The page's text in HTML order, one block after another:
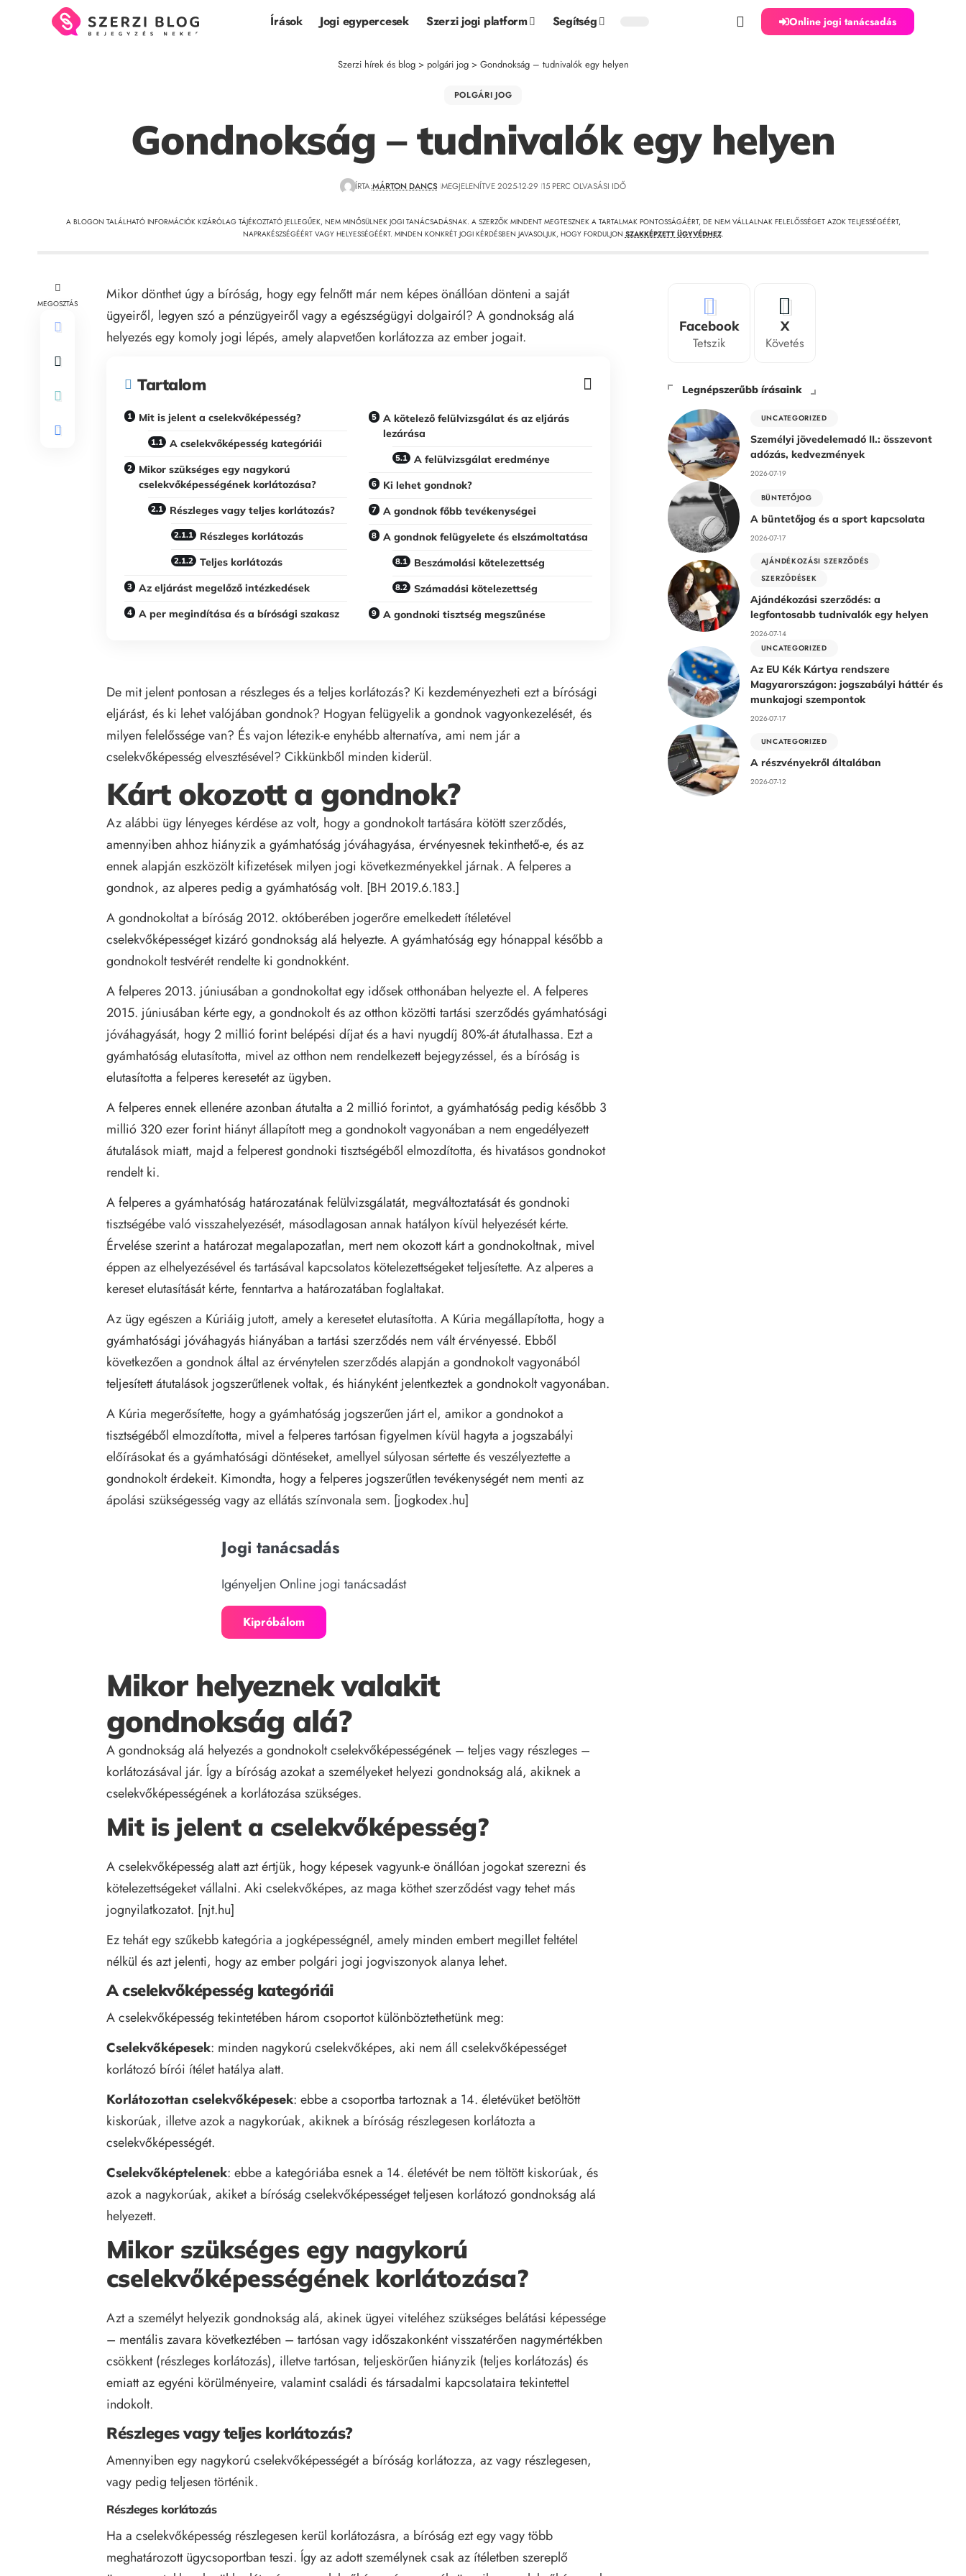
Írások Jogi egypercesek Szerzi jogi platform Segítség Online jogi tanácsadás
Szerzi hírek és blog> polgári jog> Gondnokság – tudnivalók egy helyen
POLGÁRI JOG
Gondnokság – tudnivalók egy helyen
ÍRTA:MÁRTON DANCS MEGJELENÍTVE 2025-12-29 15 PERC OLVASÁSI IDŐ
A BLOGON TALÁLHATÓ INFORMÁCIÓK KIZÁRÓLAG TÁJÉKOZTATÓ JELLEGŰEK, NEM MINŐSÜLNEK JOGI TANÁCSADÁSNAK. A SZERZŐK MINDENT MEGTESZNEK A TARTALMAK PONTOSSÁGÁÉRT, DE NEM VÁLLALNAK FELELŐSSÉGET AZOK TELJESSÉGÉÉRT,
NAPRAKÉSZSÉGÉÉRT VAGY HELYESSÉGÉÉRT. MINDEN KONKRÉT JOGI KÉRDÉSBEN JAVASOLJUK, HOGY FORDULJON SZAKKÉPZETT ÜGYVÉDHEZ.
MEGOSZTÁS
Mikor dönthet úgy a bíróság, hogy egy felnőtt már nem képes önállóan dönteni a saját
ügyeiről, legyen szó a pénzügyeiről vagy a egészségügyi dolgairól? A gondnokság alá
helyezés egy komoly jogi lépés, amely alapvetően korlátozza az ember jogait.
Tartalom
Mit is jelent a cselekvőképesség?
A cselekvőképesség kategóriái
Mikor szükséges egy nagykorú
cselekvőképességének korlátozása?
Részleges vagy teljes korlátozás?
Részleges korlátozás
Teljes korlátozás
Az eljárást megelőző intézkedések
A per megindítása és a bírósági szakasz
A kötelező felülvizsgálat és az eljárás
lezárása
A felülvizsgálat eredménye
Ki lehet gondnok?
A gondnok főbb tevékenységei
A gondnok felügyelete és elszámoltatása
Beszámolási kötelezettség
Számadási kötelezettség
A gondnoki tisztség megszűnése
De mit jelent pontosan a részleges és a teljes korlátozás? Ki kezdeményezheti ezt a bírósági
eljárást, és ki lehet valójában gondnok? Hogyan felügyelik a gondnok vagyonkezelését, és
milyen felelőssége van? És vajon létezik-e enyhébb alternatíva, ami nem jár a
cselekvőképesség elvesztésével? Cikkünkből minden kiderül.
Kárt okozott a gondnok?
Az alábbi ügy lényeges kérdése az volt, hogy a gondnokolt tartására kötött szerződés,
amennyiben ahhoz hiányzik a gyámhatóság jóváhagyása, érvényesnek tekinthető-e, és az
ennek alapján eszközölt kifizetések milyen jogi következményekkel járnak. A felperes a
gondnok, az alperes pedig a gyámhatóság volt. [BH 2019.6.183.]
A gondnokoltat a bíróság 2012. októberében jogerőre emelkedett ítéletével
cselekvőképességet kizáró gondnokság alá helyezte. A gyámhatóság egy hónappal később a
gondnokolt testvérét rendelte ki gondnokként.
A felperes 2013. júniusában a gondnokoltat egy idősek otthonában helyezte el. A felperes
2015. júniusában kérte egy, a gondnokolt és az otthon közötti tartási szerződés gyámhatósági
jóváhagyását, hogy 2 millió forint belépési díjat és a havi nyugdíj 80%-át átutalhassa. Ezt a
gyámhatóság elutasította, mivel az otthon nem rendelkezett bejegyzéssel, és a bíróság is
elutasította a felperes keresetét az ügyben.
A felperes ennek ellenére azonban átutalta a 2 millió forintot, a gyámhatóság pedig később 3
millió 320 ezer forint hiányt állapított meg a gondnokolt vagyonában a nem engedélyezett
átutalások miatt, majd a felperest gondnoki tisztségéből elmozdította, és hivatásos gondnokot
rendelt ki.
A felperes a gyámhatóság határozatának felülvizsgálatát, megváltoztatását és gondnoki
tisztségébe való visszahelyezését, másodlagosan annak hatályon kívül helyezését kérte.
Érvelése szerint a határozat megalapozatlan, mert nem okozott kárt a gondnokoltnak, mivel
éppen az elhelyezésével és tartásával kapcsolatos kötelezettségeket teljesítette. Az alperes a
kereset elutasítását kérte, fenntartva a határozatában foglaltakat.
Az ügy egészen a Kúriáig jutott, amely a keresetet elutasította. A Kúria megállapította, hogy a
gyámhatósági jóváhagyás hiányában a tartási szerződés nem vált érvényessé. Ebből
következően a gondnok által az érvénytelen szerződés alapján a gondnokolt vagyonából
teljesített átutalások jogszerűtlenek voltak, és hiányként jelentkeztek a gondnokolt vagyonában.
A Kúria megerősítette, hogy a gyámhatóság jogszerűen járt el, amikor a gondnokot a
tisztségéből elmozdította, mivel a felperes tartósan figyelmen kívül hagyta a jogszabályi
előírásokat és a gyámhatósági döntéseket, amellyel súlyosan sértette és veszélyeztette a
gondnokolt érdekeit. Kimondta, hogy a felperes jogszerűtlen tevékenységét nem menti az
ápolási szükségesség vagy az ellátás színvonala sem. [jogkodex.hu]
Jogi tanácsadás
Igényeljen Online jogi tanácsadást
Kipróbálom
Mikor helyeznek valakit
gondnokság alá?
A gondnokság alá helyezés a gondnokolt cselekvőképességének – teljes vagy részleges –
korlátozásával jár. Így a bíróság azokat a személyeket helyezi gondnokság alá, akiknek a
cselekvőképességének a korlátozása szükséges.
Mit is jelent a cselekvőképesség?
A cselekvőképesség alatt azt értjük, hogy képesek vagyunk-e önállóan jogokat szerezni és
kötelezettségeket vállalni. Aki cselekvőképes, az maga köthet szerződést vagy tehet más
jognyilatkozatot. [njt.hu]
Ez tehát egy szűkebb kategória a jogképességnél, amely minden embert megillet feltétel
nélkül és azt jelenti, hogy az ember polgári jogi jogviszonyok alanya lehet.
A cselekvőképesség kategóriái
A cselekvőképesség tekintetében három csoportot különböztethetünk meg:
Cselekvőképesek: minden nagykorú cselekvőképes, aki nem áll cselekvőképességet
korlátozó bírói ítélet hatálya alatt.
Korlátozottan cselekvőképesek: ebbe a csoportba tartoznak a 14. életévüket betöltött
kiskorúak, illetve azok a nagykorúak, akiknek a bíróság részlegesen korlátozta a
cselekvőképességét.
Cselekvőképtelenek: ebbe a kategóriába esnek a 14. életévét be nem töltött kiskorúak, és
azok a nagykorúak, akiket a bíróság cselekvőképességet teljesen korlátozó gondnokság alá
helyezett.
Mikor szükséges egy nagykorú
cselekvőképességének korlátozása?
Azt a személyt helyezik gondnokság alá, akinek ügyei viteléhez szükséges belátási képessége
– mentális zavara következtében – tartósan vagy időszakonként visszatérően nagymértékben
csökkent (részleges korlátozás), illetve tartósan, teljeskörűen hiányzik (teljes korlátozás) és
emiatt az egyéni körülményeire, valamint családi és társadalmi kapcsolataira tekintettel
indokolt.
Részleges vagy teljes korlátozás?
Amennyiben egy nagykorú cselekvőképességét a bíróság korlátozza, az vagy részlegesen,
vagy pedig teljesen történik.
Részleges korlátozás
Ha a cselekvőképesség részlegesen kerül korlátozásra, a bíróság ezt egy vagy több
meghatározott ügycsoportban teszi. Így az adott személynek csak az ítéletben szereplő
Facebook
Tetszik
X
Követés
Legnépszerűbb írásaink
UNCATEGORIZED
Személyi jövedelemadó II.: összevont
adózás, kedvezmények
2026-07-19
BÜNTETŐJOG
A büntetőjog és a sport kapcsolata
2026-07-17
AJÁNDÉKOZÁSI SZERZŐDÉS
SZERZŐDÉSEK
Ajándékozási szerződés: a
legfontosabb tudnivalók egy helyen
2026-07-14
UNCATEGORIZED
Az EU Kék Kártya rendszere
Magyarországon: jogszabályi háttér és
munkajogi szempontok
2026-07-17
UNCATEGORIZED
A részvényekről általában
2026-07-12